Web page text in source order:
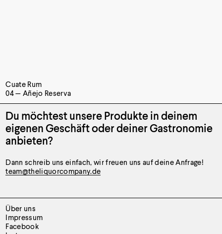
Cuate Rum
04 — Añejo Reserva
Du möchtest unsere Produktein deinem
eigenen Geschäft oderdeiner Gastronomie
anbieten?
Dann schreib uns einfach, wir freuen uns auf deine Anfrage!
team@theliquorcompany.de
Über uns
Impressum
Facebook